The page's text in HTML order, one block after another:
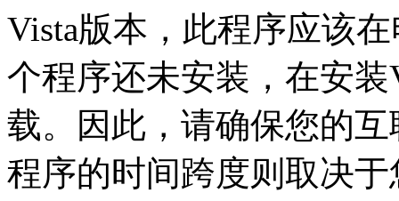
Vista版本，此程序应该
个程序还未安装，在安
载。因此，请确保您的
程序的时间跨度则取决